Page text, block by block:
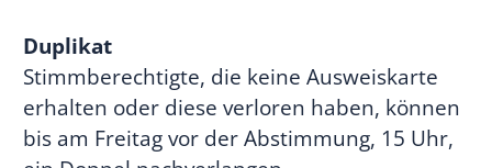
Duplikat
Stimmberechtigte, die keine Ausweiskarte
erhalten oder diese verloren haben, können
bis am Freitag vor der Abstimmung, 15 Uhr,